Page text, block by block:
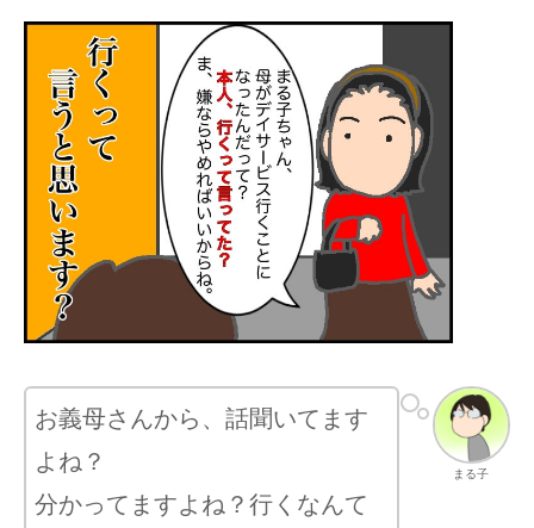
まる子
お義母さんから、話聞いてます
よね？
分かってますよね？行くなんて